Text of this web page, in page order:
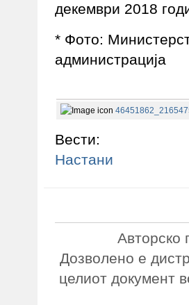
декември 2018
* Фото:
администрација
Вести:
Настани
Авторско
Дозволено е
целиот документ